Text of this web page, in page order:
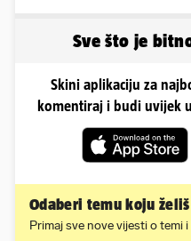
Sve što je
Skini aplikaciju za
komentiraj i budi uvijek
Odaberi temu koju
Primaj sve nove vijesti o temi